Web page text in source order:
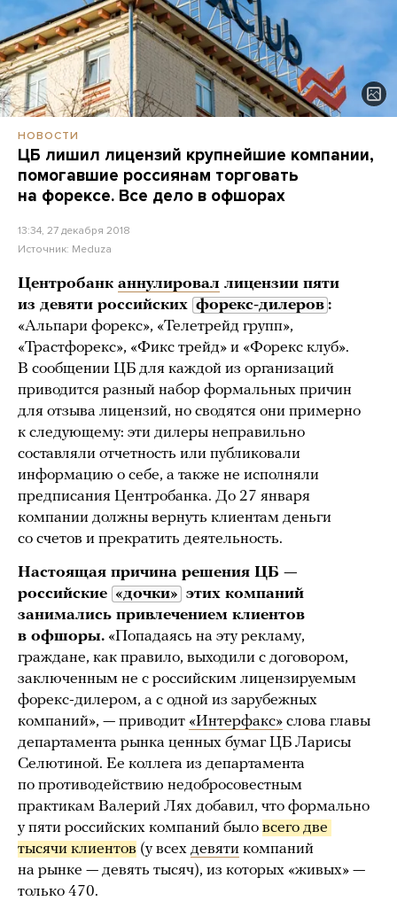
НОВОСТИ
ЦБ лишил лицензий крупнейшие компании,
помогавшие россиянам торговать
на форексе. Все дело в офшорах
13:34, 27 декабря 2018
Источник: Meduza
Центробанк аннулировал лицензии пяти
из девяти российских форекс-дилеров :
«Альпари форекс», «Телетрейд групп»,
«Трастфорекс», «Фикс трейд» и «Форекс клуб».
В сообщении ЦБ для каждой из организаций
приводится разный набор формальных причин
для отзыва лицензий, но сводятся они примерно
к следующему: эти дилеры неправильно
составляли отчетность или публиковали
информацию о себе, а также не исполняли
предписания Центробанка. До 27 января
компании должны вернуть клиентам деньги
со счетов и прекратить деятельность.
Настоящая причина решения ЦБ —
российские «дочки» этих компаний
занимались привлечением клиентов
в офшоры. «Попадаясь на эту рекламу,
граждане, как правило, выходили с договором,
заключенным не с российским лицензируемым
форекс-дилером, а с одной из зарубежных
компаний», — приводит «Интерфакс» слова главы
департамента рынка ценных бумаг ЦБ Ларисы
Селютиной. Ее коллега из департамента
по противодействию недобросовестным
практикам Валерий Лях добавил, что формально
у пяти российских компаний было всего две
тысячи клиентов (у всех девяти компаний
на рынке — девять тысяч), из которых «живых» —
только 470.